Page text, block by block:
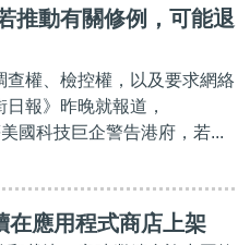
推動有關修例，可能退
權、檢控權，以及要求網絡
報》昨晚就報道，
國科技巨企警告港府，若...
在應用程式商店上架